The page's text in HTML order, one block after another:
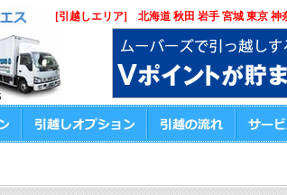
[引越しエリア] 北海道 秋田 岩手 宮城 東京 神